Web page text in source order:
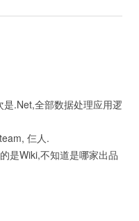
.Net,全部数据处理应用逻
仨人.
是Wiki,不知道是哪家出品